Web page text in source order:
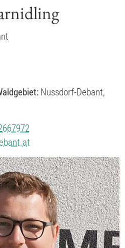
Nussdorf-Debant,